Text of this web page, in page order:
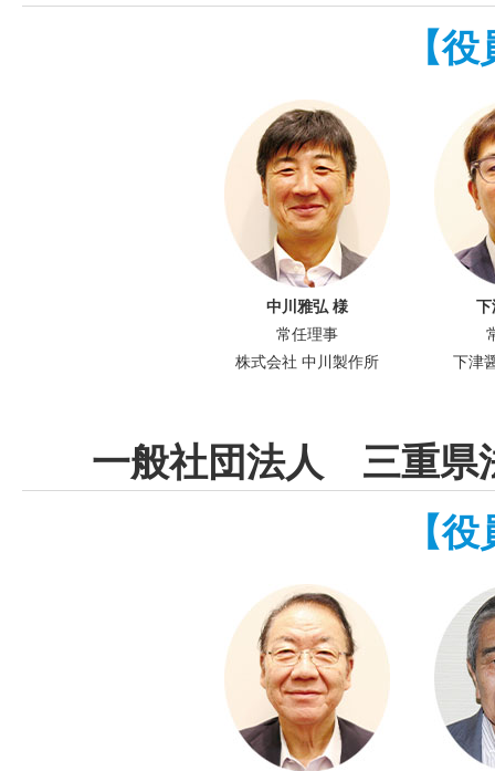
【
中川雅弘 様
常任理事
株式会社 中川製作所
下
下津
一般社団法人 三重県
【